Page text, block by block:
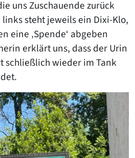
uns Zuschauende zurück
steht jeweils ein Dixi-Klo,
eine ‚Spende‘ abgeben
erklärt uns, dass der Urin
wieder im Tank